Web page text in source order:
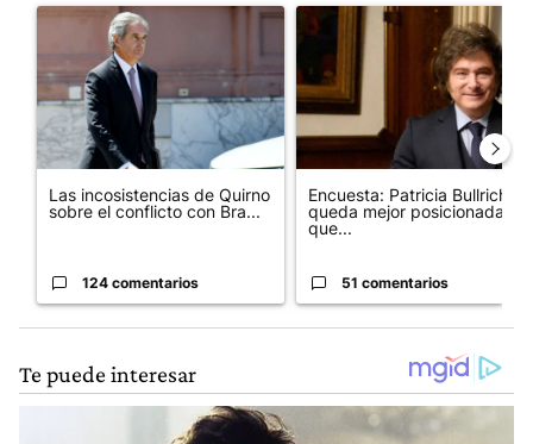
Un artículo de tendencia con el título "Las incosistencias de
Las incosistencias de Quirno
sobre el conflicto con Bra...
124 comentarios
Un artículo de tendencia con
Encuesta: Patricia Bullrich
queda mejor posicionada
que...
51 comentarios